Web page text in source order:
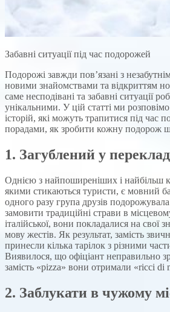
Забавні ситуації під час подорожей
Подорожі завжди пов’язані з
новими знайомствами та відкриттям
саме несподівані та забавні ситуації
унікальними. У цій статті ми
історій, які можуть трапитися під час
порадами, як зробити кожну подорож
1. Загублений у
Однією з найпоширеніших і найбільш
якими стикаються туристи, є мовний
одного разу група друзів подорожувала
замовити традиційні страви в
італійської, вони покладалися на свої
мову жестів. Як результат, замість
принесли кілька тарілок з різними
Виявилося, що офіціант неправильно
замість «pizza» вони отримали «ricci di
2. Заблукати в чужому